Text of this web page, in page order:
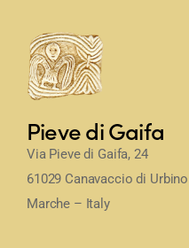
Pieve di Gaifa
Via Pieve di Gaifa, 24
61029 Canavaccio di
Marche – Italy